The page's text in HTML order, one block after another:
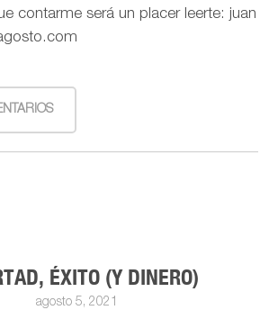
contarme será un placer leerte: juan
ÉXITO (Y DINERO)
agosto 5, 2021